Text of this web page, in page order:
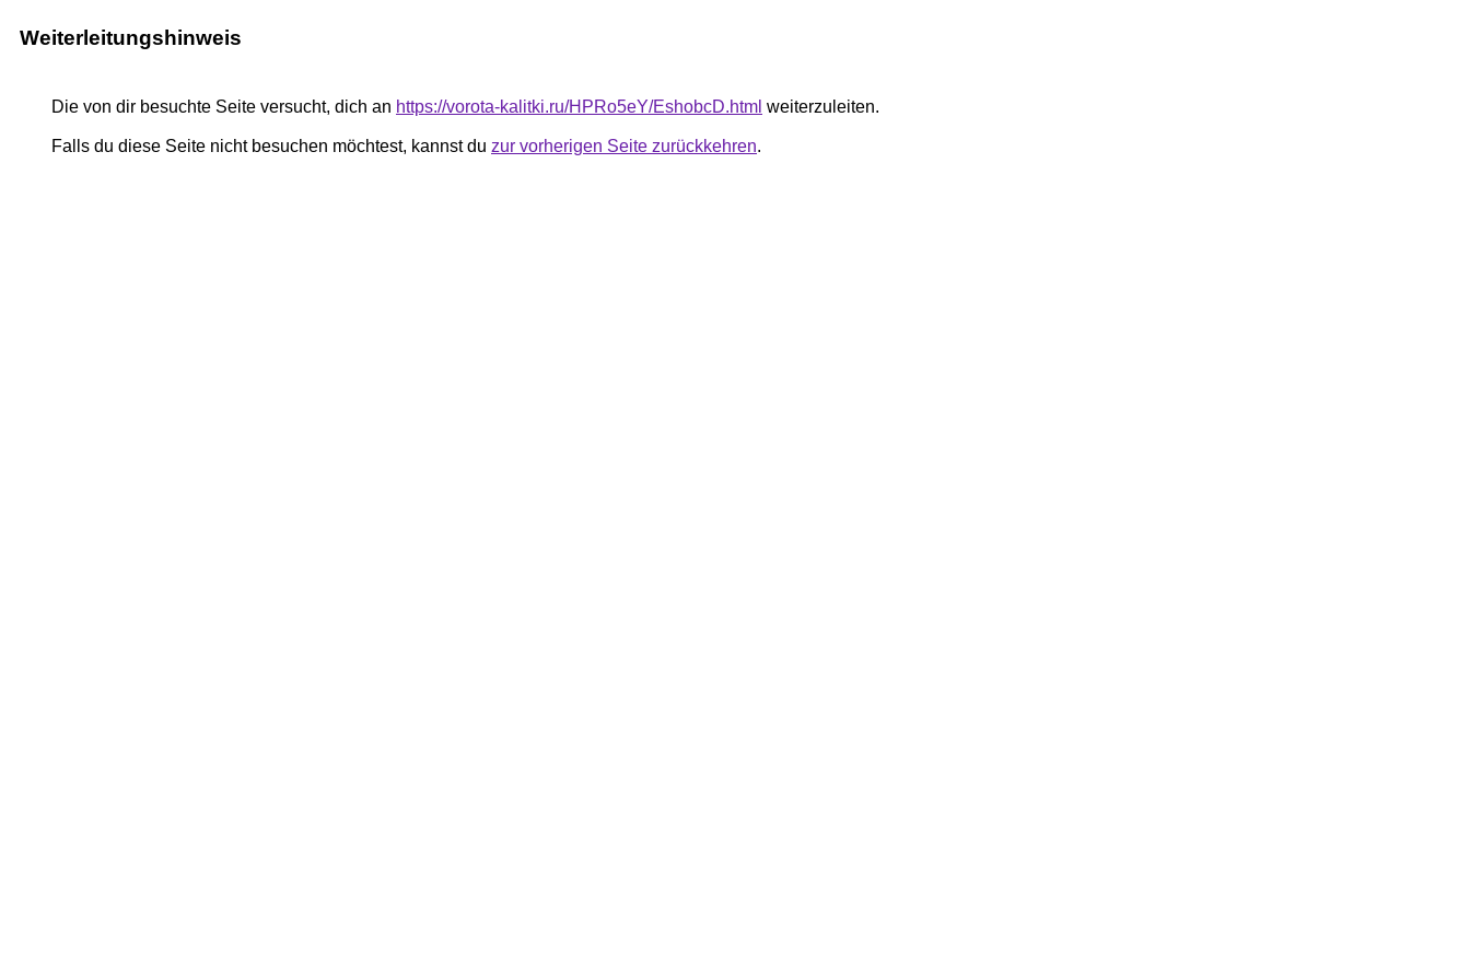
Weiterleitungshinweis
Die von dir besuchte Seite versucht, dich an https://vorota-kalitki.ru/HPRo5eY/EshobcD.html weiterzuleiten.
Falls du diese Seite nicht besuchen möchtest, kannst du zur vorherigen Seite zurückkehren.